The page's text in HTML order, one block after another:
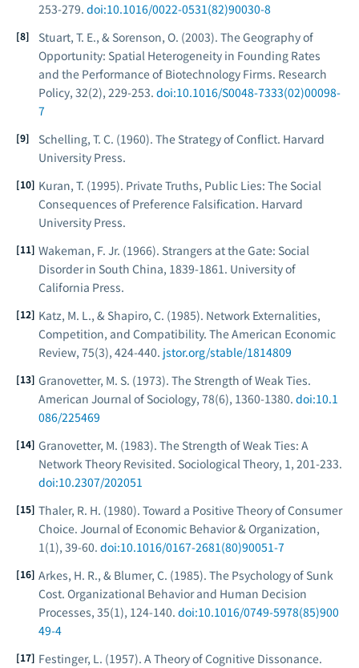
253-279. doi:10.1016/0022-0531(82)90030-8
Stuart, T. E., & Sorenson, O. (2003). The Geography of
Opportunity: Spatial Heterogeneity in Founding Rates
and the Performance of Biotechnology Firms. Research
Policy, 32(2), 229-253. doi:10.1016/S0048-7333(02)00098-
7
Schelling, T. C. (1960). The Strategy of Conflict. Harvard
University Press.
Kuran, T. (1995). Private Truths, Public Lies: The Social
Consequences of Preference Falsification. Harvard
University Press.
Wakeman, F. Jr. (1966). Strangers at the Gate: Social
Disorder in South China, 1839-1861. University of
California Press.
Katz, M. L., & Shapiro, C. (1985). Network Externalities,
Competition, and Compatibility. The American Economic
Review, 75(3), 424-440. jstor.org/stable/1814809
Granovetter, M. S. (1973). The Strength of Weak Ties.
American Journal of Sociology, 78(6), 1360-1380. doi:10.1
086/225469
Granovetter, M. (1983). The Strength of Weak Ties: A
Network Theory Revisited. Sociological Theory, 1, 201-233.
doi:10.2307/202051
Thaler, R. H. (1980). Toward a Positive Theory of Consumer
Choice. Journal of Economic Behavior & Organization,
1(1), 39-60. doi:10.1016/0167-2681(80)90051-7
Arkes, H. R., & Blumer, C. (1985). The Psychology of Sunk
Cost. Organizational Behavior and Human Decision
Processes, 35(1), 124-140. doi:10.1016/0749-5978(85)900
49-4
Festinger, L. (1957). A Theory of Cognitive Dissonance.